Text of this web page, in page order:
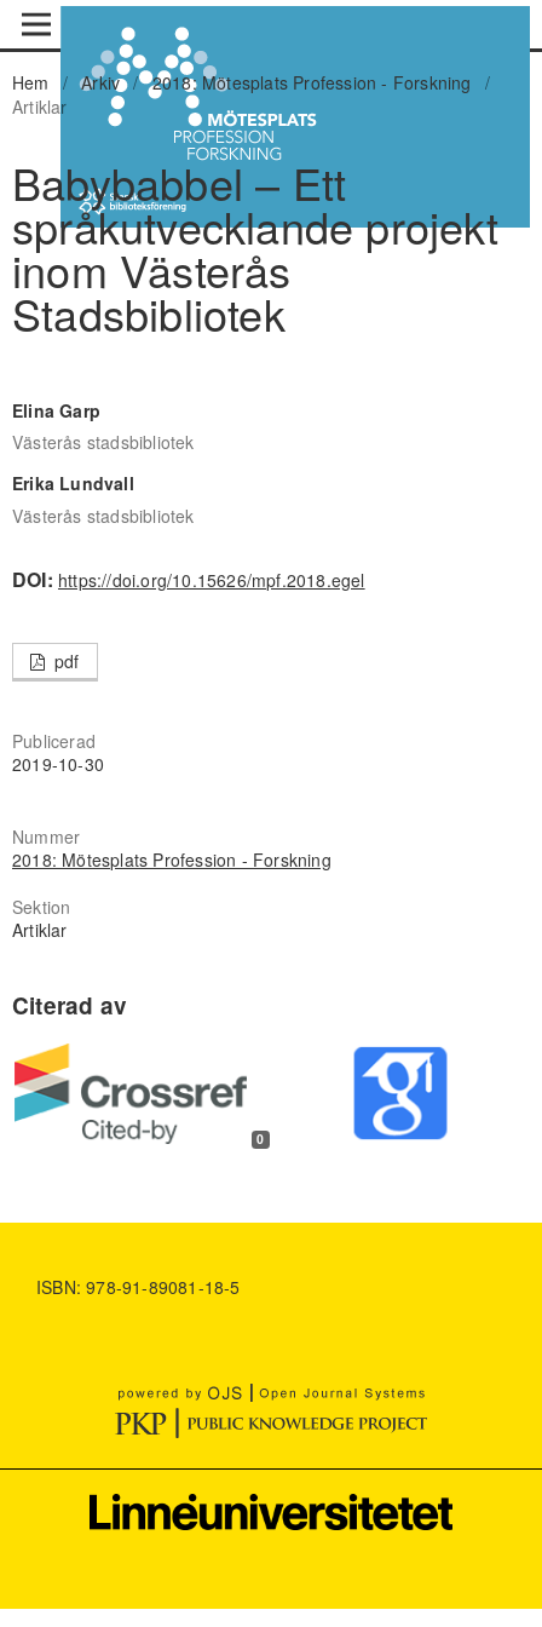
Hem / Arkiv / 2018: Mötesplats Profession - Forskning
/
Artiklar
Babybabbel – Ett
språkutvecklande projekt
inom Västerås
Stadsbibliotek
Elina Garp
Västerås stadsbibliotek
Erika Lundvall
Västerås stadsbibliotek
DOI: https://doi.org/10.15626/mpf.2018.egel
pdf
Publicerad
2019-10-30
Nummer
2018: Mötesplats Profession - Forskning
Sektion
Artiklar
0
ISBN: 978-91-89081-18-5